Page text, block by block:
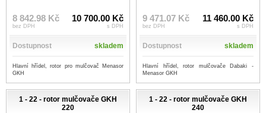
8 842.98 Kč
bez DPH
10 700.00 Kč
s DPH
Dostupnost skladem
Hlavní hřídel, rotor pro mulčovač Menasor
GKH
9 471.07 Kč
bez DPH
11 460.00 Kč
s DPH
Dostupnost skladem
Hlavní hřídel, rotor mulčovače Dabaki -
Menasor GKH
1 - 22 - rotor mulčovače GKH
220
1 - 22 - rotor mulčovače GKH
240